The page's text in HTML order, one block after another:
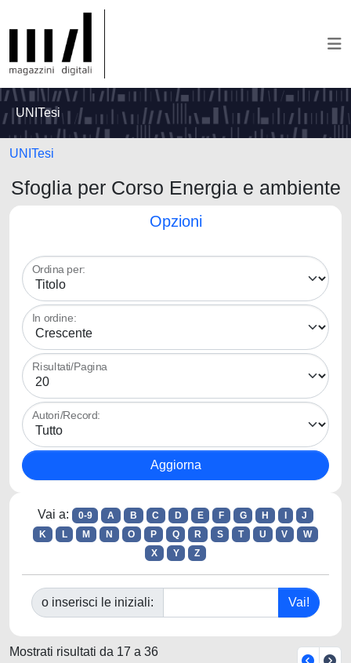
UNITesi
UNITesi
Sfoglia per Corso Energia e ambiente
Opzioni
Ordina per:
In ordine:
Risultati/Pagina
Autori/Record:
Vai a: 0-9 A B C D E F G H
J
K
L M N O P Q R S T U V
W
X
Y Z
o inserisci le iniziali:
Mostrati risultati da 17 a 36